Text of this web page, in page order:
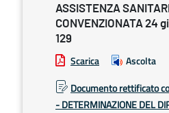
ASSISTENZA
CONVENZIONATA 24
129
Scarica
Ascolta
Documento rettificato
- DETERMINAZIONE DEL